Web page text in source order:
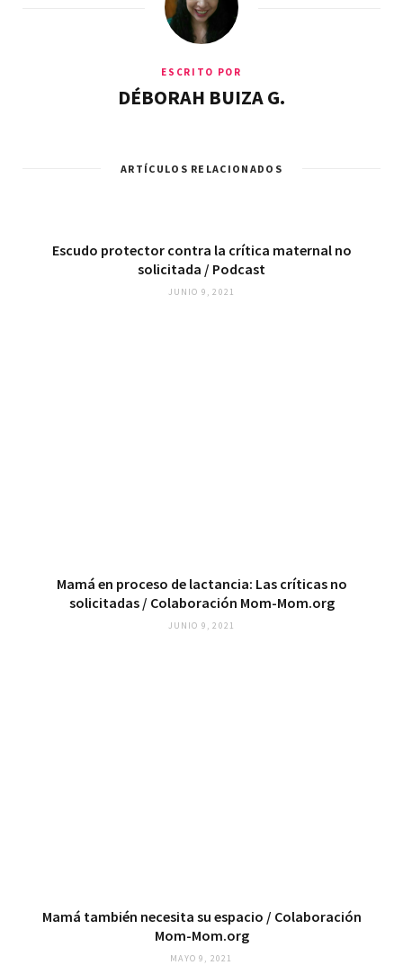
ESCRITO POR
DÉBORAH BUIZA G.
ARTÍCULOS RELACIONADOS
Escudo protector contra la crítica maternal no
solicitada / Podcast
JUNIO 9, 2021
Mamá en proceso de lactancia: Las críticas no
solicitadas / Colaboración Mom-Mom.org
JUNIO 9, 2021
Mamá también necesita su espacio / Colaboración
Mom-Mom.org
MAYO 9, 2021